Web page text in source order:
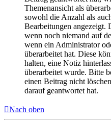
Themenansicht als
sowohl die Anzahl als
Bearbeitungen angezeigt.
wenn noch niemand auf
wenn ein Administrator
überarbeitet hat. Diese
halten, eine Notiz
überarbeitet wurde. Bitte
einen Beitrag nicht
darauf geantwortet hat.
Nach oben